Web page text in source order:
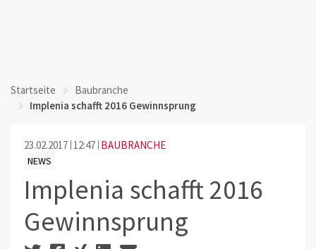
Startseite
Baubranche
Implenia schafft 2016 Gewinnsprung
23.02.2017 12:47 BAUBRANCHE
NEWS
Implenia schafft 2016
Gewinnsprung